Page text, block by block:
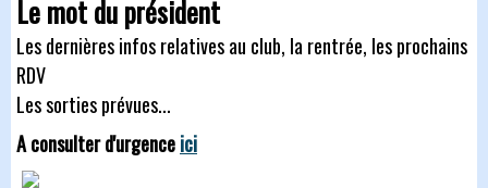
Le mot du président
Les dernières infos relatives au club, la rentrée, les prochains
RDV
Les sorties prévues...
A consulter d'urgenceici